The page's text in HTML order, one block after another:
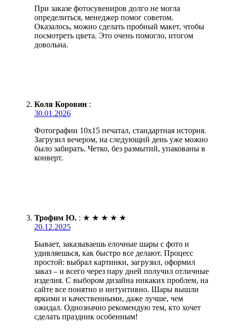
При заказе фотосувениров долго не могла
определиться, менеджер помог советом.
Оказалось, можно сделать пробный макет, чтобы
посмотреть цвета. Это очень помогло, итогом
довольна.
Коля Коровин :
30.01.2026
Фотографии 10х15 печатал, стандартная история.
Загрузил вечером, на следующий день уже можно
было забирать. Четко, без размытий, упакованы в
конверт.
Трофим Ю. : ★ ★ ★ ★ ★
20.12.2025
Бывает, заказываешь елочные шары с фото и
удивляешься, как быстро все делают. Процесс
простой: выбрал картинки, загрузил, оформил
заказ – и всего через пару дней получил отличные
изделия. С выбором дизайна никаких проблем, на
сайте все понятно и интуитивно. Шары вышли
яркими и качественными, даже лучше, чем
ожидал. Однозначно рекомендую тем, кто хочет
сделать праздник особенным!